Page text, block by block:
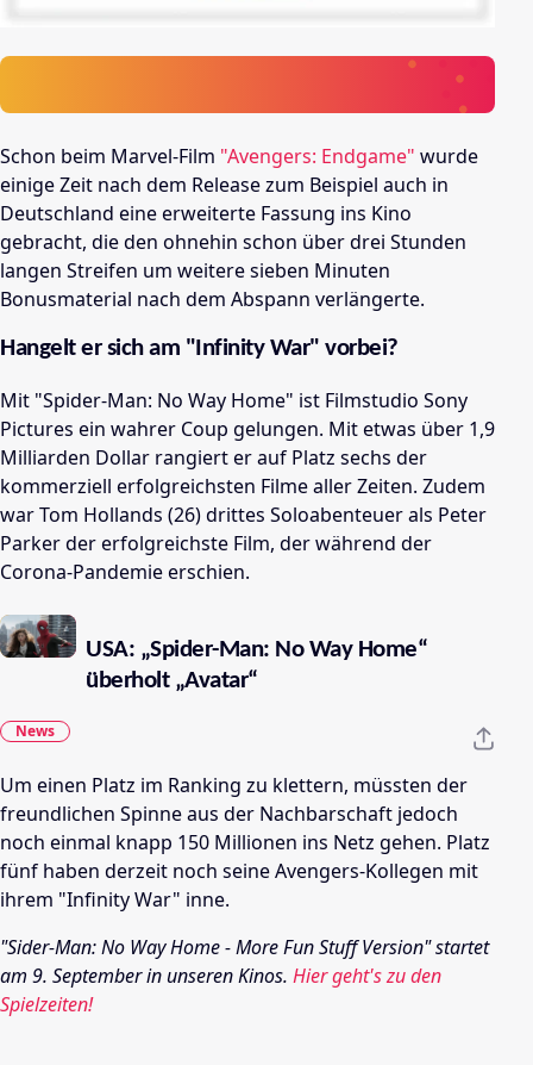
Schon beim Marvel-Film "Avengers: Endgame" wurde
einige Zeit nach dem Release zum Beispiel auch in
Deutschland eine erweiterte Fassung ins Kino
gebracht, die den ohnehin schon über drei Stunden
langen Streifen um weitere sieben Minuten
Bonusmaterial nach dem Abspann verlängerte.
Hangelt er sich am "Infinity War" vorbei?
Mit "Spider-Man: No Way Home" ist Filmstudio Sony
Pictures ein wahrer Coup gelungen. Mit etwas über 1,9
Milliarden Dollar rangiert er auf Platz sechs der
kommerziell erfolgreichsten Filme aller Zeiten. Zudem
war Tom Hollands (26) drittes Soloabenteuer als Peter
Parker der erfolgreichste Film, der während der
Corona-Pandemie erschien.
USA: „Spider-Man: No Way Home“
überholt „Avatar“
News
Um einen Platz im Ranking zu klettern, müssten der
freundlichen Spinne aus der Nachbarschaft jedoch
noch einmal knapp 150 Millionen ins Netz gehen. Platz
fünf haben derzeit noch seine Avengers-Kollegen mit
ihrem "Infinity War" inne.
"Sider-Man: No Way Home - More Fun Stuff Version" startet
am 9. September in unseren Kinos. Hier geht's zu den
Spielzeiten!